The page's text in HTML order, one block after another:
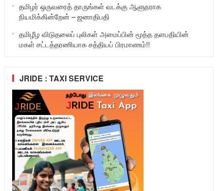
தமிழர் ஒருவரைத் தாருங்கள் வடக்கு ஆளுநராக
நியமிக்கின்றேன் – ஜனாதிபதி
தமிழீழ விடுதலைப் புலிகள் அமைப்பின் மூத்த தளபதியின்
மகள் சட்டத்தரணியாக சத்தியப் பிரமாணம்!!
JRIDE : TAXI SERVICE